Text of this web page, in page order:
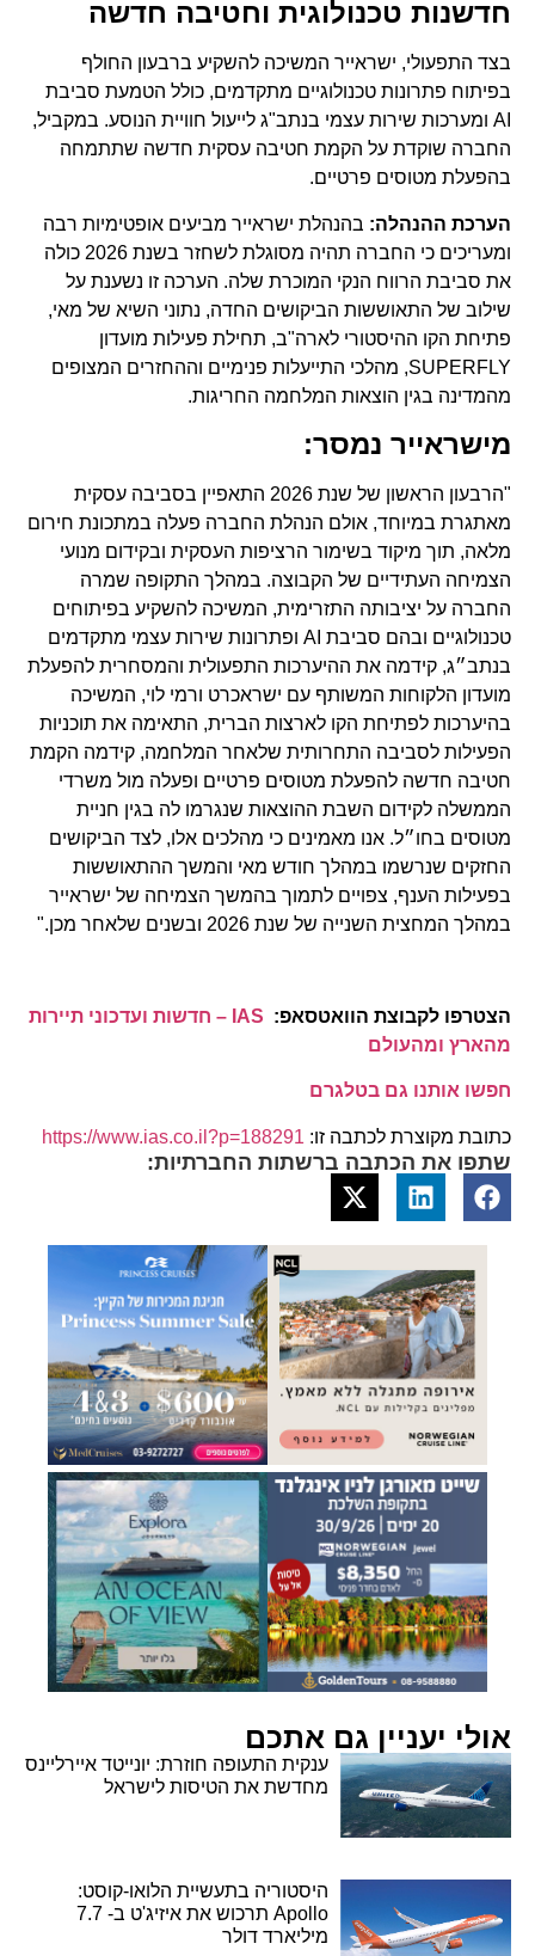
חדשנות טכנולוגית וחטיבה חדשה
בצד התפעולי, ישראייר המשיכה להשקיע ברבעון החולף
בפיתוח פתרונות טכנולוגיים מתקדמים, כולל הטמעת סביבת
AI ומערכות שירות עצמי בנתב"ג לייעול חוויית הנוסע. במקביל,
החברה שוקדת על הקמת חטיבה עסקית חדשה שתתמחה
בהפעלת מטוסים פרטיים.
הערכת ההנהלה: בהנהלת ישראייר מביעים אופטימיות רבה
ומעריכים כי החברה תהיה מסוגלת לשחזר בשנת 2026 כולה
את סביבת הרווח הנקי המוכרת שלה. הערכה זו נשענת על
שילוב של התאוששות הביקושים החדה, נתוני השיא של מאי,
פתיחת הקו ההיסטורי לארה"ב, תחילת פעילות מועדון
SUPERFLY, מהלכי התייעלות פנימיים וההחזרים המצופים
מהמדינה בגין הוצאות המלחמה החריגות.
מישראייר נמסר:
"הרבעון הראשון של שנת 2026 התאפיין בסביבה עסקית
מאתגרת במיוחד, אולם הנהלת החברה פעלה במתכונת חירום
מלאה, תוך מיקוד בשימור הרציפות העסקית ובקידום מנועי
הצמיחה העתידיים של הקבוצה. במהלך התקופה שמרה
החברה על יציבותה התזרימית, המשיכה להשקיע בפיתוחים
טכנולוגיים ובהם סביבת AI ופתרונות שירות עצמי מתקדמים
בנתב״ג, קידמה את ההיערכות התפעולית והמסחרית להפעלת
מועדון הלקוחות המשותף עם ישראכרט ורמי לוי, המשיכה
בהיערכות לפתיחת הקו לארצות הברית, התאימה את תוכניות
הפעילות לסביבה התחרותית שלאחר המלחמה, קידמה הקמת
חטיבה חדשה להפעלת מטוסים פרטיים ופעלה מול משרדי
הממשלה לקידום השבת ההוצאות שנגרמו לה בגין חניית
מטוסים בחו״ל. אנו מאמינים כי מהלכים אלו, לצד הביקושים
החזקים שנרשמו במהלך חודש מאי והמשך ההתאוששות
בפעילות הענף, צפויים לתמוך בהמשך הצמיחה של ישראייר
במהלך המחצית השנייה של שנת 2026 ובשנים שלאחר מכן."
הצטרפו לקבוצת הוואטסאפ:
IAS – חדשות ועדכוני תיירות
מהארץ ומהעולם
חפשו אותנו גם בטלגרם
כתובת מקוצרת לכתבה זו: https://www.ias.co.il?p=188291
שתפו את הכתבה ברשתות החברתיות:
אולי יעניין גם אתכם
ענקית התעופה חוזרת: יונייטד איירליינס
מחדשת את הטיסות לישראל
היסטוריה בתעשיית הלואו-קוסט:
Apollo תרכוש את איזיג'ט ב- 7.7
מיליארד דולר